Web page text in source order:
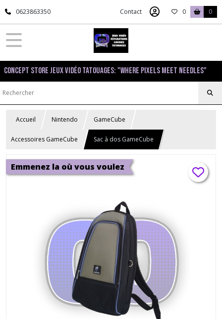
0623863350 Contact 0 0
Concept Store Jeux Vidéo Tatouages: "Where pixels meet needles"
Accueil Nintendo GameCube
Accessoires GameCube Sac à dos GameCube
Emmenez la où vous voulez